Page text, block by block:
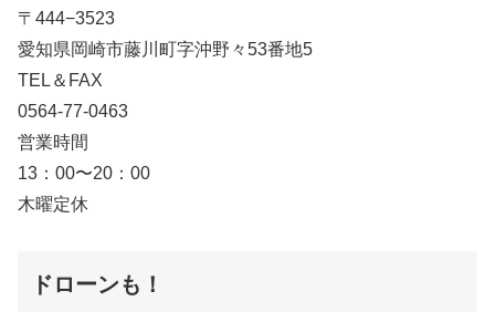
〒444−3523
愛知県岡崎市藤川町字沖野々53番地5
TEL＆FAX
0564-77-0463
営業時間
13：00〜20：00
木曜定休
ドローンも！